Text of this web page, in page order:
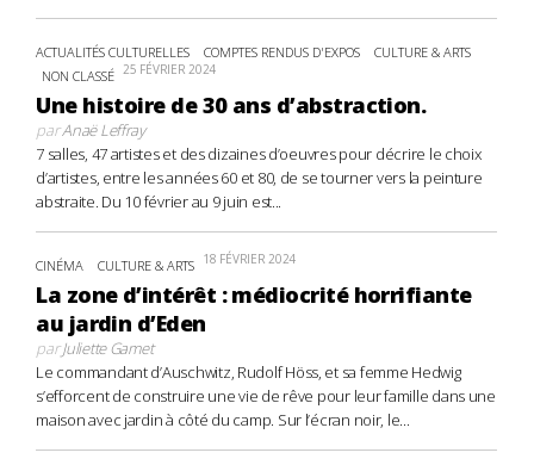
ACTUALITÉS CULTURELLES COMPTES RENDUS D'EXPOS
CULTURE & ARTS
NON CLASSÉ 25 FÉVRIER 2024
Une histoire de 30 ans d’abstraction.
parAnaë Leffray
7 salles, 47 artistes et des dizaines d’oeuvres pour décrire le choix
d’artistes, entre les années 60 et 80, de se tourner vers la peinture
abstraite. Du 10 février au 9 juin est...
CINÉMA CULTURE & ARTS 18 FÉVRIER 2024
La zone d’intérêt : médiocrité horrifiante
au jardin d’Eden
parJuliette Gamet
Le commandant d’Auschwitz, Rudolf Höss, et sa femme Hedwig
s’efforcent de construire une vie de rêve pour leur famille dans une
maison avec jardin à côté du camp. Sur l’écran noir, le...